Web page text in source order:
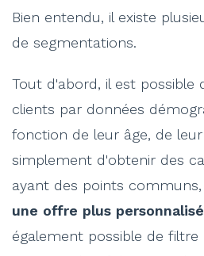
Bien entendu, il existe
de segmentations.
Tout d'abord, il est possible
clients par données
fonction de leur âge, de
simplement d'obtenir des
ayant des points
une offre plus
également possible de